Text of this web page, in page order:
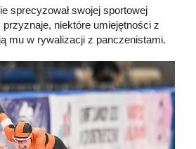
sprecyzował swojej sportowej
niektóre umiejętności z
mu w rywalizacji z panczenistami.